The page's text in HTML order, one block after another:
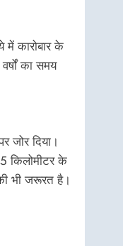
में कारोबार के
का समय
जोर दिया।
5 किलोमीटर के
भी जरूरत है।